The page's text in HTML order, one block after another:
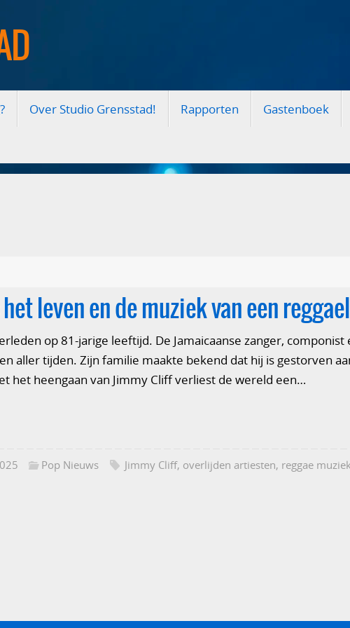
Over Studio Grensstad! Rapporten Gastenboek
leven en de muziek van een
op 81-jarige leeftijd. De Jamaicaanse zanger,
aller tijden. Zijn familie maakte bekend dat hij is gestorven
het heengaan van Jimmy Cliff verliest de wereld een…
Pop Nieuws Jimmy Cliff, overlijden artiesten, reggae muziek